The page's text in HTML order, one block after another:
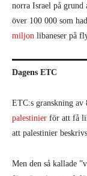
norra Israel på
över 100 000 som
miljon libaneser på
Dagens ETC
ETC:s granskning
palestinier för att få
att palestinier
Men den så kallade